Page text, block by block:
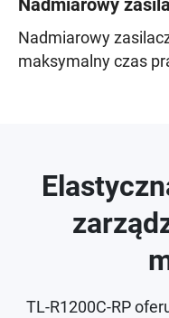
Nadmiarowy
Nadmiarowy
maksymalny czas
TL-R1200C-RP